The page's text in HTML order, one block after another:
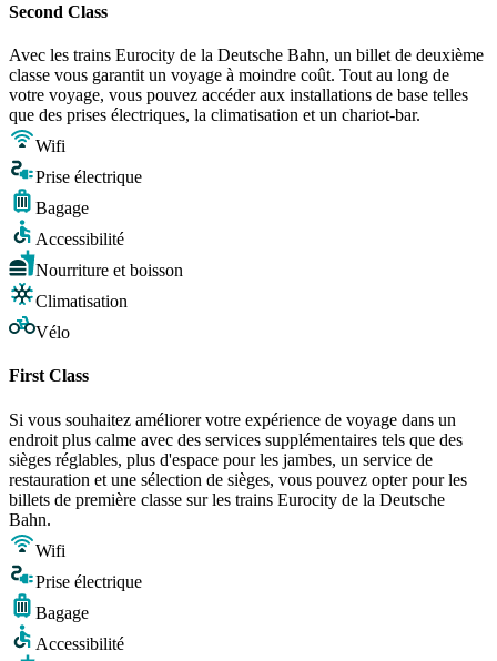
Second Class
Avec les trains Eurocity de la Deutsche Bahn, un billet de deuxième
classe vous garantit un voyage à moindre coût. Tout au long de
votre voyage, vous pouvez accéder aux installations de base telles
que des prises électriques, la climatisation et un chariot-bar.
Wifi
Prise électrique
Bagage
Accessibilité
Nourriture et boisson
Climatisation
Vélo
First Class
Si vous souhaitez améliorer votre expérience de voyage dans un
endroit plus calme avec des services supplémentaires tels que des
sièges réglables, plus d'espace pour les jambes, un service de
restauration et une sélection de sièges, vous pouvez opter pour les
billets de première classe sur les trains Eurocity de la Deutsche
Bahn.
Wifi
Prise électrique
Bagage
Accessibilité